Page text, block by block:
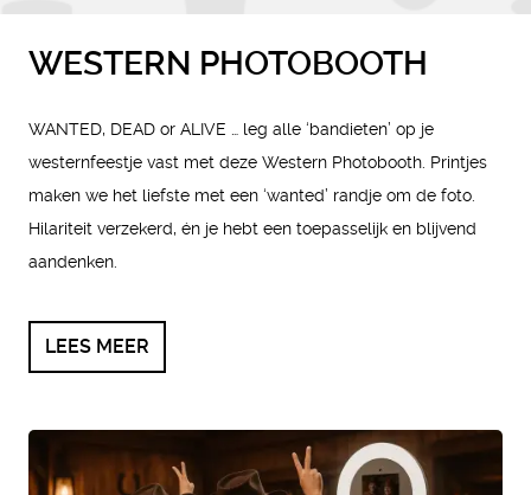
WESTERN PHOTOBOOTH
WANTED, DEAD or ALIVE … leg alle ‘bandieten’ op je
westernfeestje vast met deze Western Photobooth. Printjes
maken we het liefste met een ‘wanted’ randje om de foto.
Hilariteit verzekerd, én je hebt een toepasselijk en blijvend
aandenken.
LEES MEER